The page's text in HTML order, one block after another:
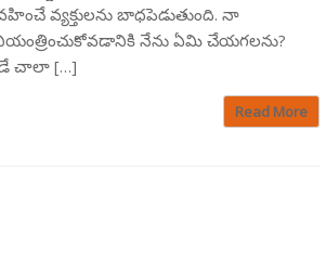
వ్యక్తులను బాధపెడుతుంది. నా
నేను ఏమి చేయగలను?
చాలా […]
Read More